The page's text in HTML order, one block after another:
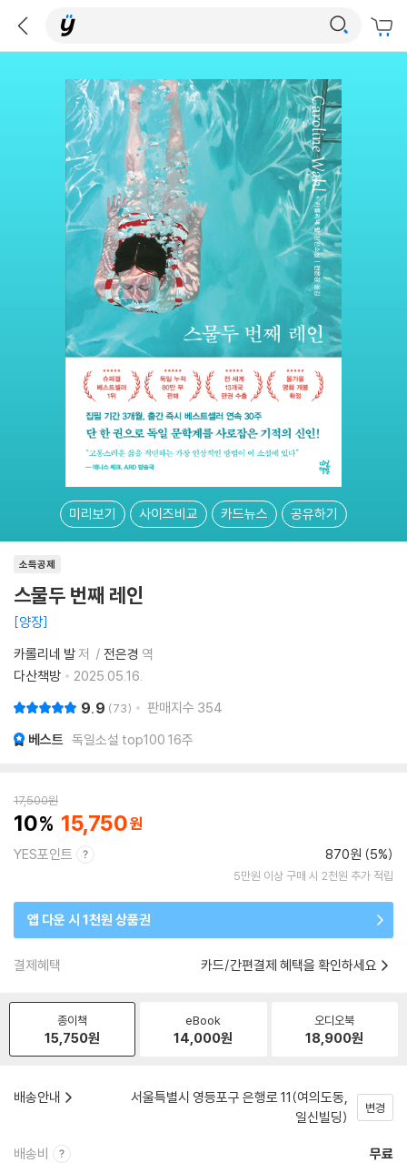
미리보기 사이즈비교 카드뉴스 공유하기
소득공제
스물두 번째 레인
양장
카롤리네 발저 전은경 역
다산책방
2025.05.16.
9.9 73 판매지수 354
베스트 독일소설 top100 16주
17,500원
10 15,750
YES포인트 870원 (5%)
5만원 이상 구매 시 2천원 추가 적립
앱 다운 시 1천원 상품권
결제혜택 카드/간편결제 혜택을 확인하세요
종이책
15,750원
eBook
14,000원
오디오북
18,900원
배송안내
서울특별시 영등포구 은행로 11(여의도동,
일신빌딩)
변경
배송비 무료